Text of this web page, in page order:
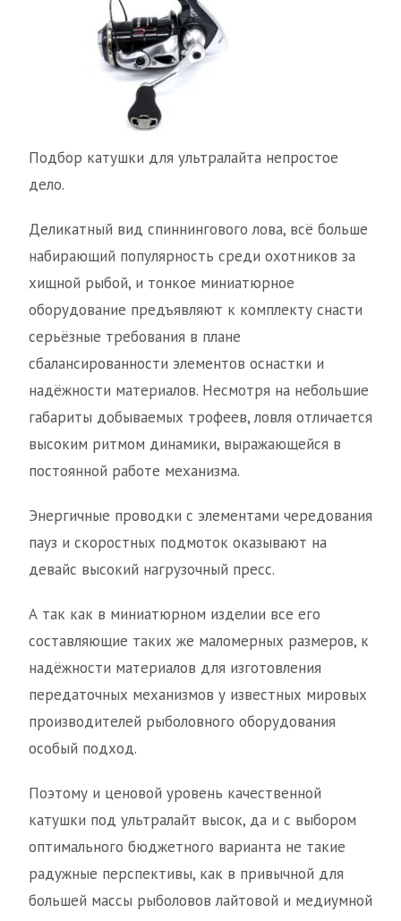
Подбор катушки для ультралайта непростое
дело.
Деликатный вид спиннингового лова, всё больше
набирающий популярность среди охотников за
хищной рыбой, и тонкое миниатюрное
оборудование предъявляют к комплекту снасти
серьёзные требования в плане
сбалансированности элементов оснастки и
надёжности материалов. Несмотря на небольшие
габариты добываемых трофеев, ловля отличается
высоким ритмом динамики, выражающейся в
постоянной работе механизма.
Энергичные проводки с элементами чередования
пауз и скоростных подмоток оказывают на
девайс высокий нагрузочный пресс.
А так как в миниатюрном изделии все его
составляющие таких же маломерных размеров, к
надёжности материалов для изготовления
передаточных механизмов у известных мировых
производителей рыболовного оборудования
особый подход.
Поэтому и ценовой уровень качественной
катушки под ультралайт высок, да и с выбором
оптимального бюджетного варианта не такие
радужные перспективы, как в привычной для
большей массы рыболовов лайтовой и медиумной